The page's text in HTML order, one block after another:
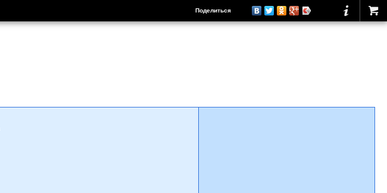
Поделиться